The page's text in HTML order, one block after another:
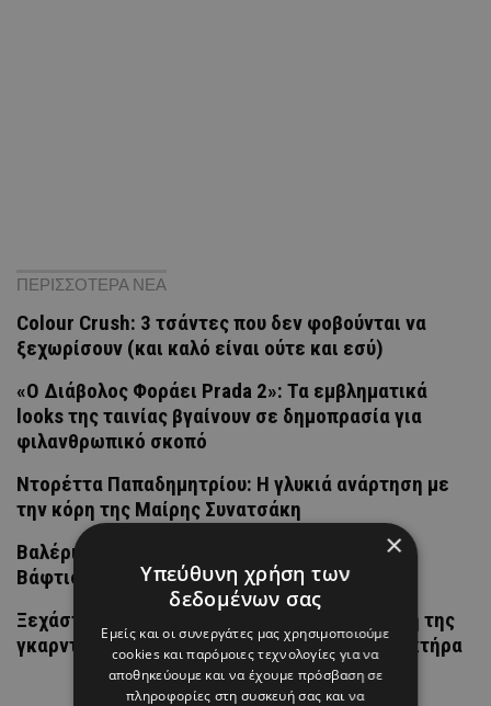
ΠΕΡΙΣΣΟΤΕΡΑ ΝΕΑ
Colour Crush: 3 τσάντες που δεν φοβούνται να
ξεχωρίσουν (και καλό είναι ούτε και εσύ)
«Ο Διάβολος Φοράει Prada 2»: Τα εμβληματικά
looks της ταινίας βγαίνουν σε δημοπρασία για
φιλανθρωπικό σκοπό
Ντορέττα Παπαδημητρίου: Η γλυκιά ανάρτηση με
την κόρη της Μαίρης Συνατσάκη
Βαλέρια Χοψονίδου & Αντώνης Βλωτιδέλλης:
Βάφτισαν τον μονάκριβο γιο τους
Ξεχάστε το girly ροζ: Η πιο θηλυκή απόχρωση της
γκαρνταρόμπας αποκτά φέτος πιο cool χαρακτήρα
×
Υπεύθυνη χρήση των
δεδομένων σας
Εμείς και οι συνεργάτες μας χρησιμοποιούμε
cookies και παρόμοιες τεχνολογίες για να
αποθηκεύουμε και να έχουμε πρόσβαση σε
πληροφορίες στη συσκευή σας και να